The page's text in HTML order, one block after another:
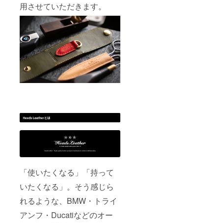
用させていただきます。
「使いたくなる」「持って
いたくなる」。そう感じら
れるような、BMW・トライ
アンフ・Ducatiなどのオー